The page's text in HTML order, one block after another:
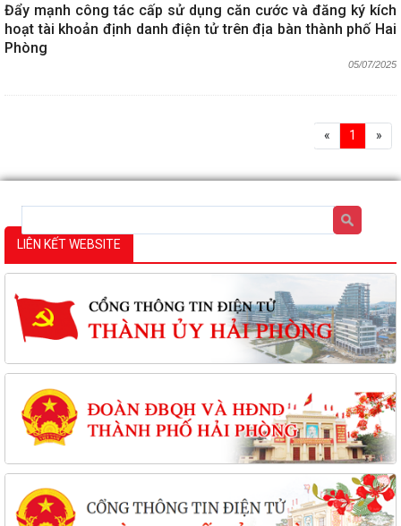
Đẩy mạnh công tác cấp sử dụng căn cước và đăng ký kích
hoạt tài khoản định danh điện tử trên địa bàn thành phố Hai
Phòng
05/07/2025
« 1 »
LIÊN KẾT WEBSITE